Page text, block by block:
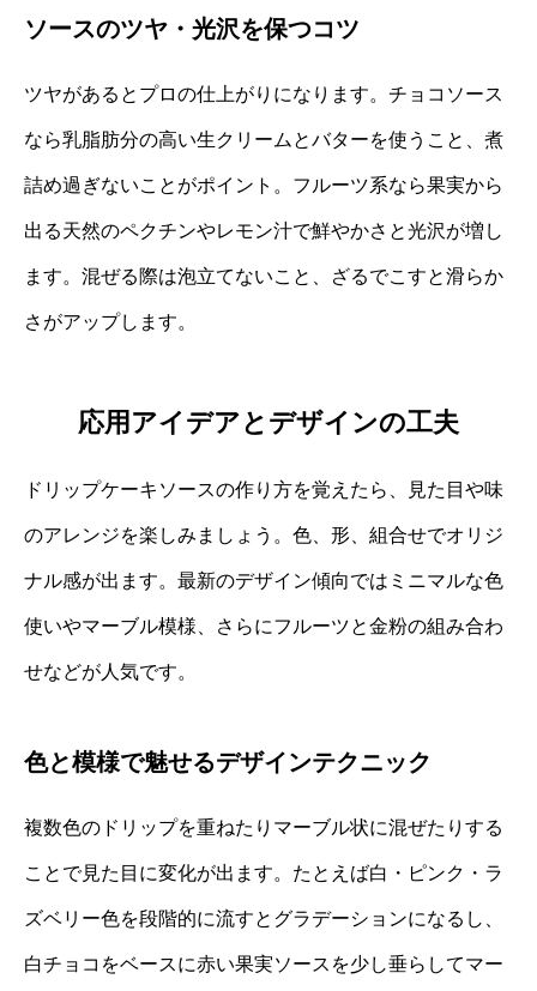
ソースのツヤ・光沢を保つコツ
ツヤがあるとプロの仕上がりになります。チョコソース
なら乳脂肪分の高い生クリームとバターを使うこと、煮
詰め過ぎないことがポイント。フルーツ系なら果実から
出る天然のペクチンやレモン汁で鮮やかさと光沢が増し
ます。混ぜる際は泡立てないこと、ざるでこすと滑らか
さがアップします。
応用アイデアとデザインの工夫
ドリップケーキソースの作り方を覚えたら、見た目や味
のアレンジを楽しみましょう。色、形、組合せでオリジ
ナル感が出ます。最新のデザイン傾向ではミニマルな色
使いやマーブル模様、さらにフルーツと金粉の組み合わ
せなどが人気です。
色と模様で魅せるデザインテクニック
複数色のドリップを重ねたりマーブル状に混ぜたりする
ことで見た目に変化が出ます。たとえば白・ピンク・ラ
ズベリー色を段階的に流すとグラデーションになるし、
白チョコをベースに赤い果実ソースを少し垂らしてマー